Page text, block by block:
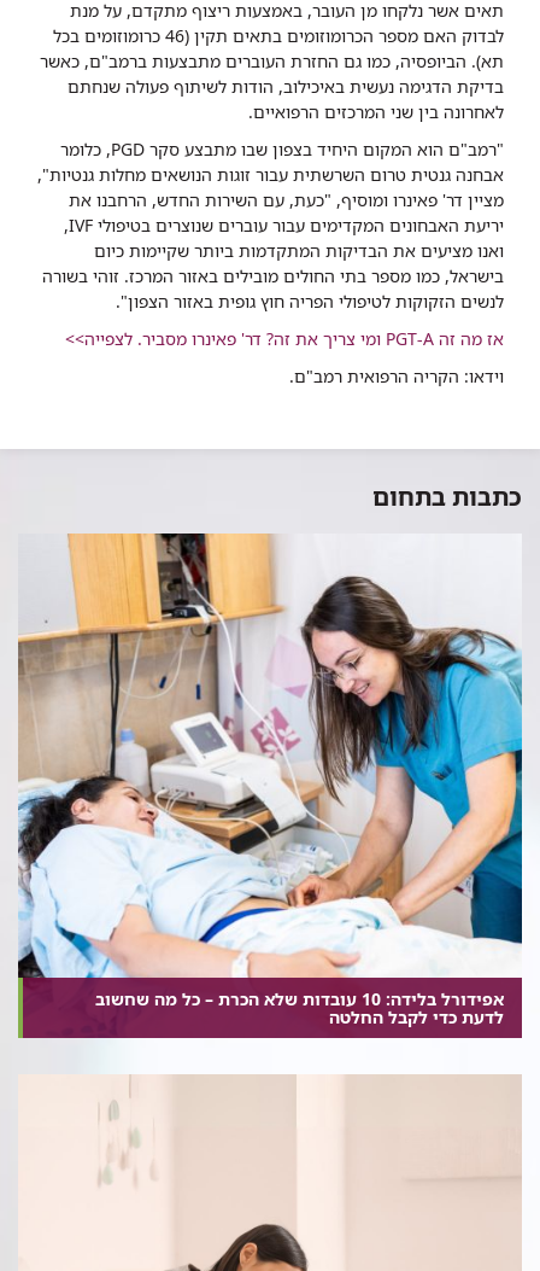
תאים אשר נלקחו מן העובר, באמצעות ריצוף מתקדם, על מנת
לבדוק האם מספר הכרומוזומים בתאים תקין (46 כרומוזומים בכל
תא). הביופסיה, כמו גם החזרת העוברים מתבצעות ברמב"ם, כאשר
בדיקת הדגימה נעשית באיכילוב, הודות לשיתוף פעולה שנחתם
לאחרונה בין שני המרכזים הרפואיים.
"רמב"ם הוא המקום היחיד בצפון שבו מתבצע סקר PGD, כלומר
אבחנה גנטית טרום השרשתית עבור זוגות הנושאים מחלות גנטיות",
מציין דר' פאינרו ומוסיף, "כעת, עם השירות החדש, הרחבנו את
יריעת האבחונים המקדימים עבור עוברים שנוצרים בטיפולי IVF,
ואנו מציעים את הבדיקות המתקדמות ביותר שקיימות כיום
בישראל, כמו מספר בתי החולים מובילים באזור המרכז. זוהי בשורה
לנשים הזקוקות לטיפולי הפריה חוץ גופית באזור הצפון".
אז מה זה PGT-A ומי צריך את זה? דר' פאינרו מסביר. לצפייה>>
וידאו: הקריה הרפואית רמב"ם.
כתבות בתחום
אפידורל בלידה: 10 עובדות שלא הכרת – כל מה שחשוב
לדעת כדי לקבל החלטה